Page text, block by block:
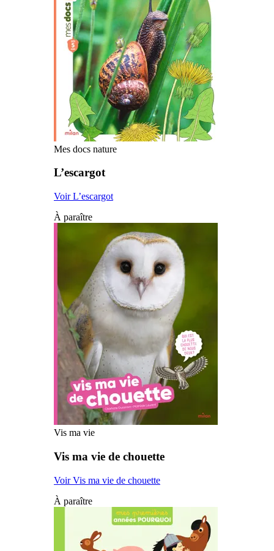
Mes docs nature
L’escargot
Voir L’escargot
À paraître
Vis ma vie
Vis ma vie de chouette
Voir Vis ma vie de chouette
À paraître